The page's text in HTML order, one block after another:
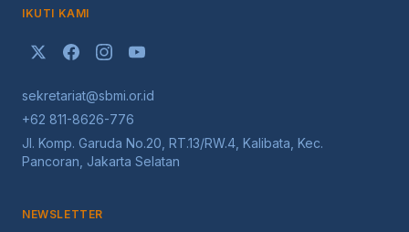
IKUTI KAMI
sekretariat@sbmi.or.id
+62 811-8626-776
Jl. Komp. Garuda No.20, RT.13/RW.4, Kalibata, Kec.
Pancoran, Jakarta Selatan
NEWSLETTER